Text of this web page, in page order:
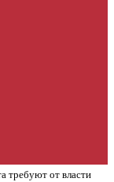
требуют от власти